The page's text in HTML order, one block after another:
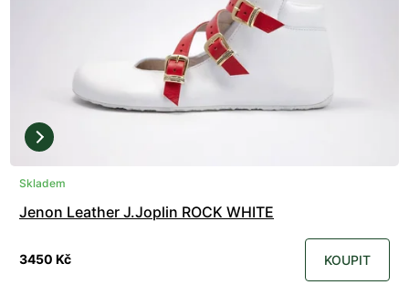
Skladem
Jenon Leather J.Joplin ROCK WHITE
3450 Kč KOUPIT